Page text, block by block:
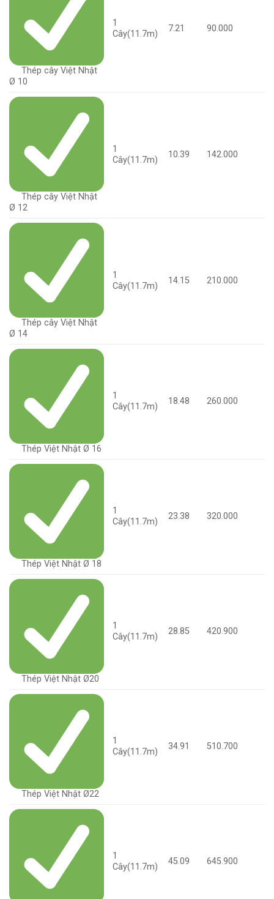
Thép cây Việt Nhật
Ø 10
1
Cây(11.7m)
7.21 90.000
Thép cây Việt Nhật
Ø 12
1
Cây(11.7m)
10.39 142.000
Thép cây Việt Nhật
Ø 14
1
Cây(11.7m)
14.15 210.000
Thép Việt Nhật Ø 16
1
Cây(11.7m)
18.48 260.000
Thép Việt Nhật Ø 18
1
Cây(11.7m)
23.38 320.000
Thép Việt Nhật Ø20
1
Cây(11.7m)
28.85 420.900
Thép Việt Nhật Ø22
1
Cây(11.7m)
34.91 510.700
1
Cây(11.7m)
45.09 645.900